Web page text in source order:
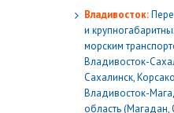
Владивосток:
и
морским
Владивосток-
Сахалинск,
Владивосток-
область (Магадан,